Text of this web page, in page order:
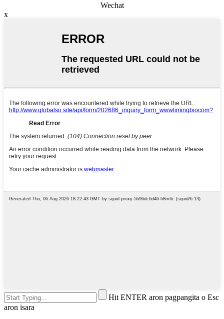
Wechat
x
Hit ENTER aron pagpangita o Esc
aron isara